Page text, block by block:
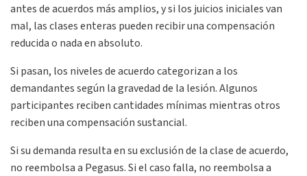
antes de acuerdos más amplios, y si los juicios iniciales van
mal, las clases enteras pueden recibir una compensación
reducida o nada en absoluto.
Si pasan, los niveles de acuerdo categorizan a los
demandantes según la gravedad de la lesión. Algunos
participantes reciben cantidades mínimas mientras otros
reciben una compensación sustancial.
Si su demanda resulta en su exclusión de la clase de acuerdo,
no reembolsa a Pegasus. Si el caso falla, no reembolsa a